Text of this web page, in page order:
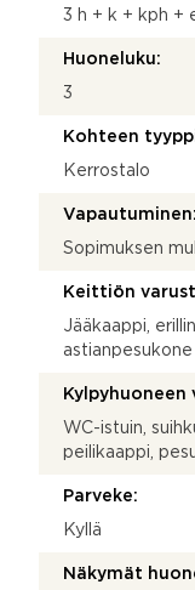
3 h + k + kph +
Huoneluku:
3
Kohteen
Kerrostalo
Vapautuminen:
Sopimuksen
Keittiön
Jääkaappi,
astianpesukone
Kylpyhuoneen
WC-istuin,
peilikaappi,
Parveke:
Kyllä
Näkymät